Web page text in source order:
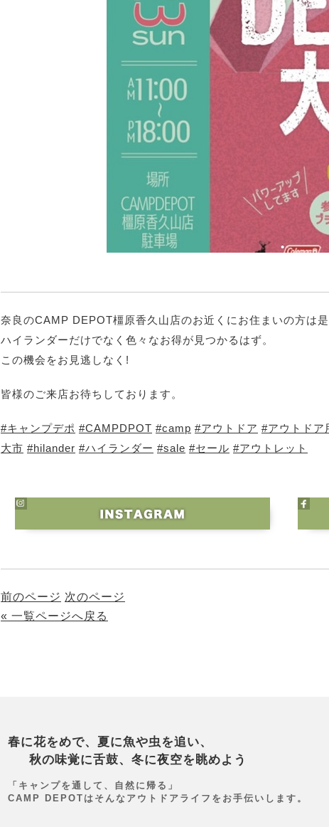
奈良のCAMP DEPOT橿原香久山店のお近くにお住まいの方は
ハイランダーだけでなく色々なお得が見つかるはず。
この機会をお見逃しなく!
皆様のご来店お待ちしております。
#キャンプデポ #CAMPDPOT #camp #アウトドア #アウトドア
大市 #hilander #ハイランダー #sale #セール #アウトレット
前のページ 次のページ
« 一覧ページへ戻る
春に花をめで、夏に魚や虫を追い、
秋の味覚に舌鼓、冬に夜空を眺めよう
「キャンプを通して、自然に帰る」
CAMP DEPOTはそんなアウトドアライフをお手伝いします。